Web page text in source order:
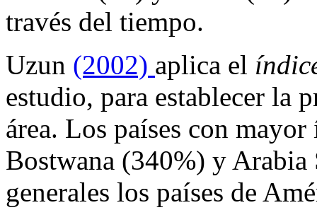
través del tiempo.
Uzun (2002) aplica el
estudio, para establecer la
área. Los países con
Bostwana (340%) y
generales los países de